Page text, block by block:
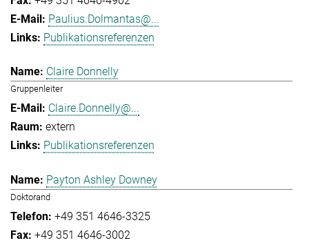
Paulius.Dolmantas@...
Publikationsreferenzen
Claire Donnelly
Gruppenleiter
Claire.Donnelly@...
extern
Publikationsreferenzen
Payton Ashley Downey
Doktorand
+49 351 4646-3325
+49 351 4646-3002